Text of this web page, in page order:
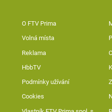
O FTV Prima
Volná místa
Reklama
HbbTV
Podmínky užívání
Cookies